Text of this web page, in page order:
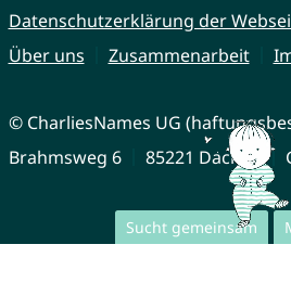
Sucht gemeinsam
Datenschutzerklärung der
Über uns
Zusammenarbeit
© CharliesNames UG
Brahmsweg 6
85221 Dachau